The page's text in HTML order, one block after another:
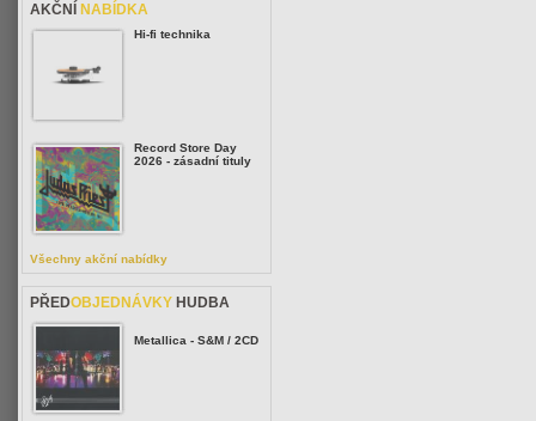
AKČNÍ NABÍDKA
Hi-fi technika
Record Store Day
2026 - zásadní tituly
Všechny akční nabídky
PŘEDOBJEDNÁVKY HUDBA
Metallica - S&M / 2CD